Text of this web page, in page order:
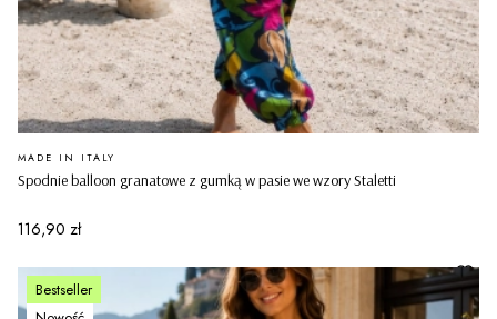
Spodnie balloon granatowe z gumką w pasie we wzory Staletti
PRODUCENT
MADE IN ITALY
Cena
116,90 zł
Bestseller